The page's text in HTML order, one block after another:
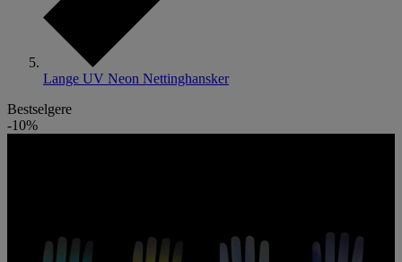
Lange UV Neon Nettinghansker
Bestselgere
-10%